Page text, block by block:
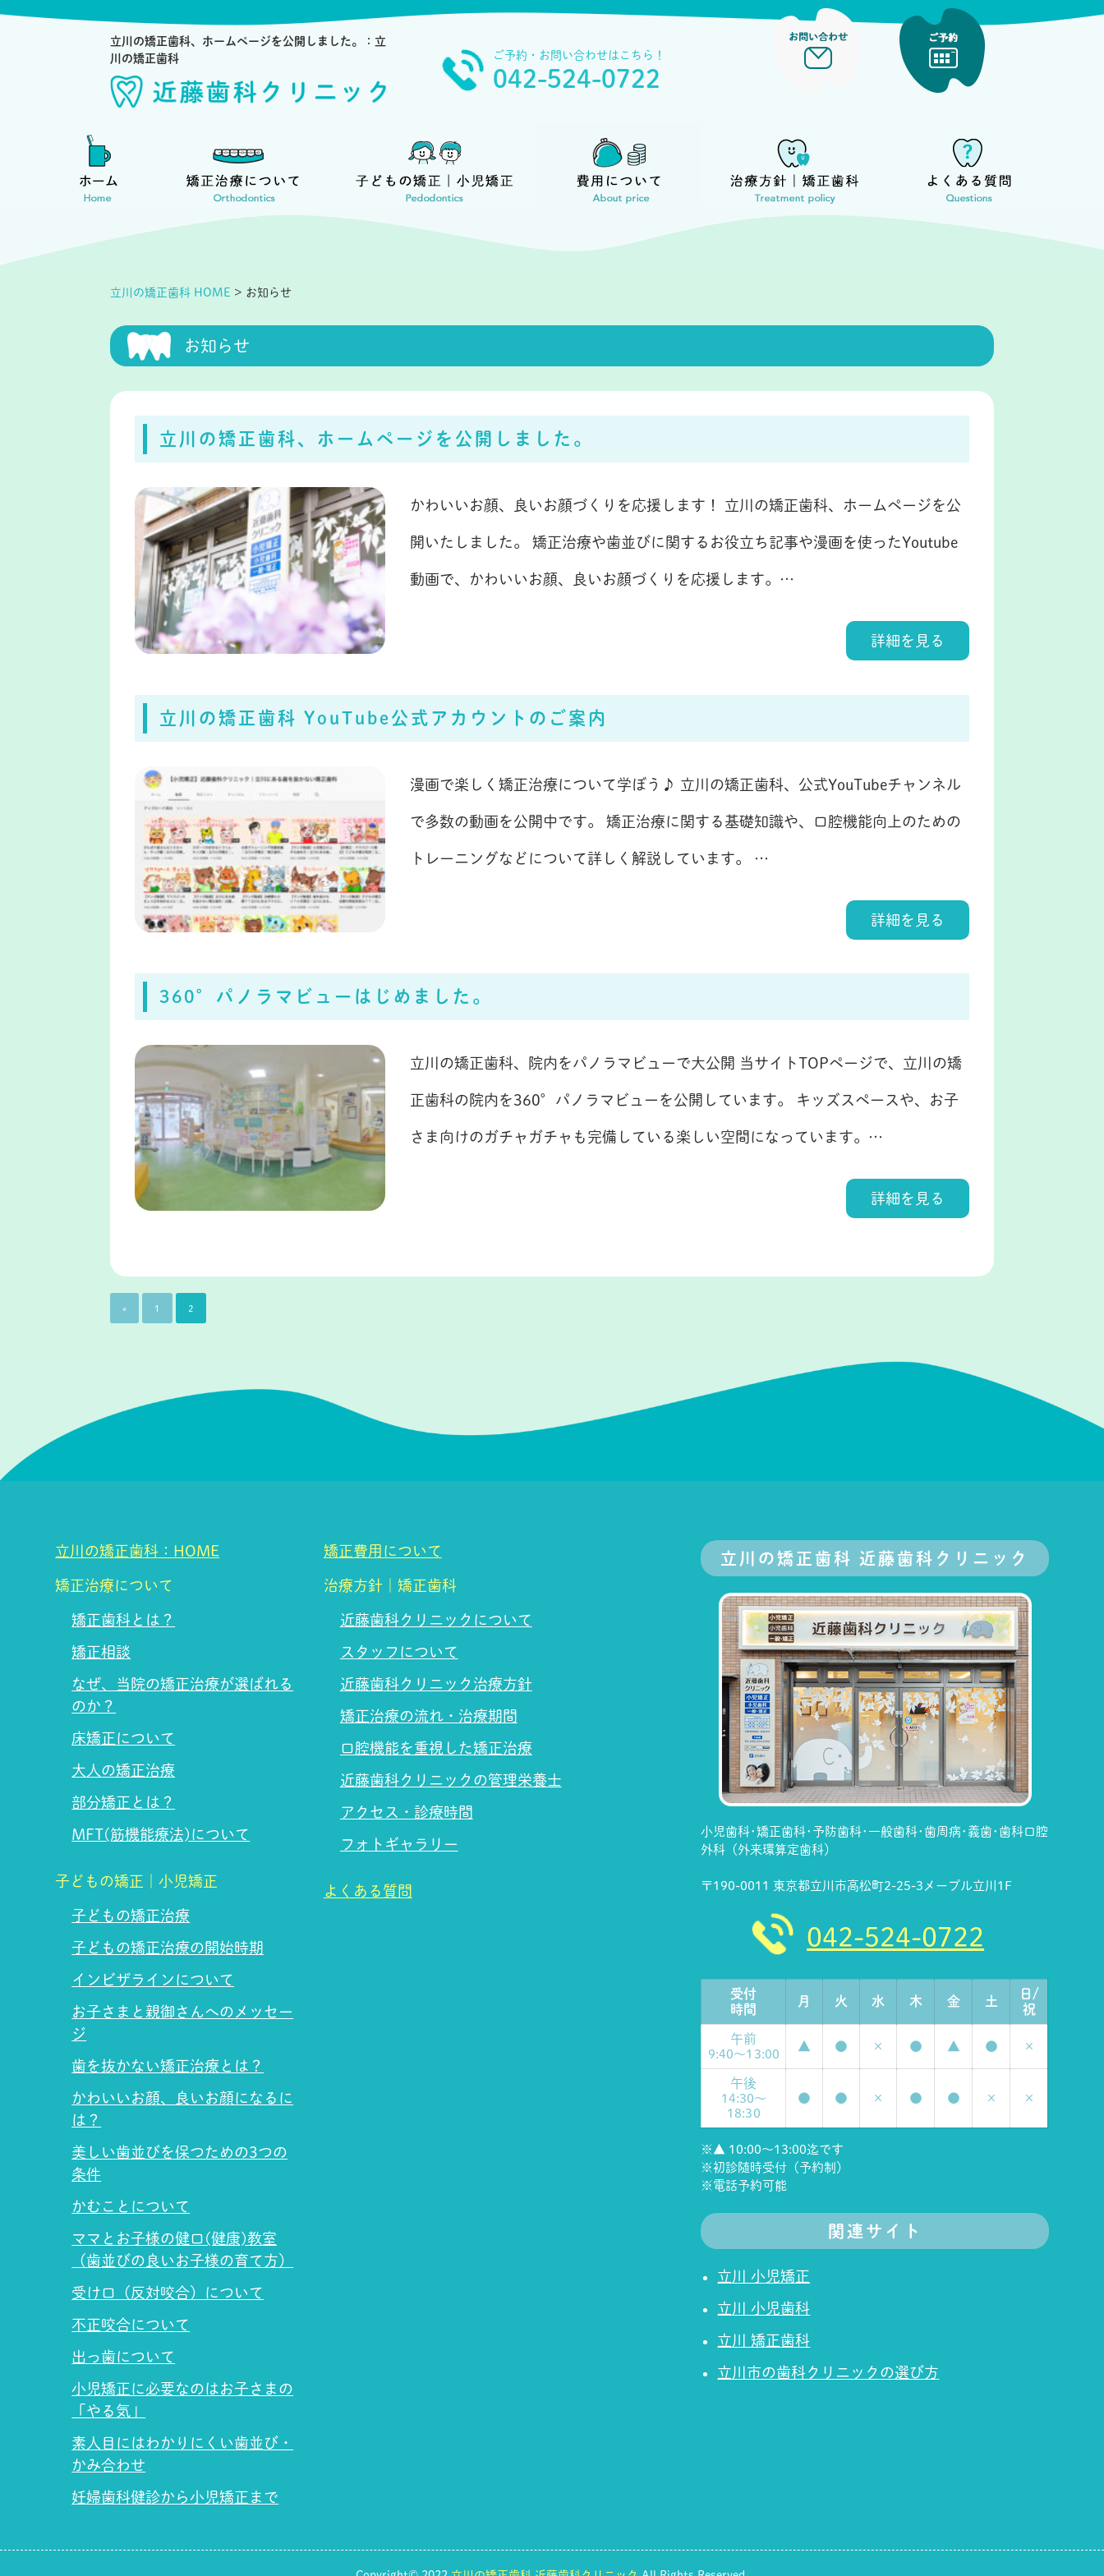
立川の矯正歯科、ホームページを公開しました。：立
川の矯正歯科
ご予約・お問い合わせはこちら！
042-524-0722
立川の矯正歯科 HOME > お知らせ
お知らせ
立川の矯正歯科、ホームページを公開しました。
かわいいお顔、良いお顔づくりを応援します！ 立川の矯正歯科、ホームページを公
開いたしました。 矯正治療や歯並びに関するお役立ち記事や漫画を使ったYoutube
動画で、かわいいお顔、良いお顔づくりを応援します。…
詳細を見る
立川の矯正歯科 YouTube公式アカウントのご案内
漫画で楽しく矯正治療について学ぼう♪ 立川の矯正歯科、公式YouTubeチャンネル
で多数の動画を公開中です。 矯正治療に関する基礎知識や、口腔機能向上のための
トレーニングなどについて詳しく解説しています。 …
詳細を見る
360°パノラマビューはじめました。
立川の矯正歯科、院内をパノラマビューで大公開 当サイトTOPページで、立川の矯
正歯科の院内を360°パノラマビューを公開しています。 キッズスペースや、お子
さま向けのガチャガチャも完備している楽しい空間になっています。…
詳細を見る
« 1 2
立川の矯正歯科：HOME
矯正治療について
矯正歯科とは？
矯正相談
なぜ、当院の矯正治療が選ばれる
のか？
床矯正について
大人の矯正治療
部分矯正とは？
MFT(筋機能療法)について
子どもの矯正｜小児矯正
子どもの矯正治療
子どもの矯正治療の開始時期
インビザラインについて
お子さまと親御さんへのメッセー
ジ
歯を抜かない矯正治療とは？
かわいいお顔、良いお顔になるに
は？
美しい歯並びを保つための3つの
条件
かむことについて
ママとお子様の健口(健康)教室
（歯並びの良いお子様の育て方）
受け口（反対咬合）について
不正咬合について
出っ歯について
小児矯正に必要なのはお子さまの
「やる気」
素人目にはわかりにくい歯並び・
かみ合わせ
妊婦歯科健診から小児矯正まで
矯正費用について
治療方針｜矯正歯科
近藤歯科クリニックについて
スタッフについて
近藤歯科クリニック治療方針
矯正治療の流れ・治療期間
口腔機能を重視した矯正治療
近藤歯科クリニックの管理栄養士
アクセス・診療時間
フォトギャラリー
よくある質問
立川の矯正歯科 近藤歯科クリニック
小児歯科･矯正歯科･予防歯科･一般歯科･歯周病･義歯･歯科口腔
外科（外来環算定歯科）
〒190-0011 東京都立川市高松町2-25-3メープル立川1F
042-524-0722
受付
時間
月 火 水 木 金 土
日/
祝
午前
9:40～13:00
▲ ● × ● ▲ ● ×
午後
14:30～
18:30
● ● × ● ● × ×
※▲ 10:00～13:00迄です
※初診随時受付（予約制）
※電話予約可能
関連サイト
立川 小児矯正
立川 小児歯科
立川 矯正歯科
立川市の歯科クリニックの選び方